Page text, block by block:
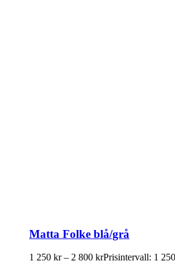
Matta Folke blå/grå
1 250 kr – 2 800 krPrisintervall: 1